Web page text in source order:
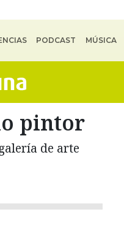
PODCAST MÚSICA
pintor
de arte